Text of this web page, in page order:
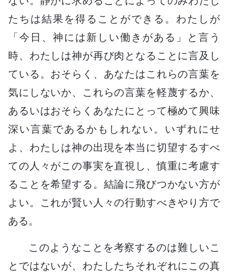
たちは結果を得ることができる。わたしが
「今日、神には新しい働きがある」と言う
時、わたしは神が再び肉となることに言及し
ている。おそらく、あなたはこれらの言葉を
気にしないか、これらの言葉を軽蔑するか、
あるいはおそらくあなたにとって極めて興味
深い言葉であるかもしれない。いずれにせ
よ、わたしは神の出現を本当に切望するすべ
ての人々がこの事実を直視し、慎重に考慮す
ることを希望する。結論に飛びつかない方が
よい。これが賢い人々の行動すべきやり方で
ある。
このようなことを考察するのは難しいこ
とではないが、わたしたちそれぞれにこの真